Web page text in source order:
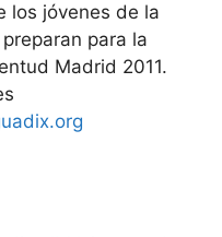
los jóvenes de la
para la
Madrid 2011.